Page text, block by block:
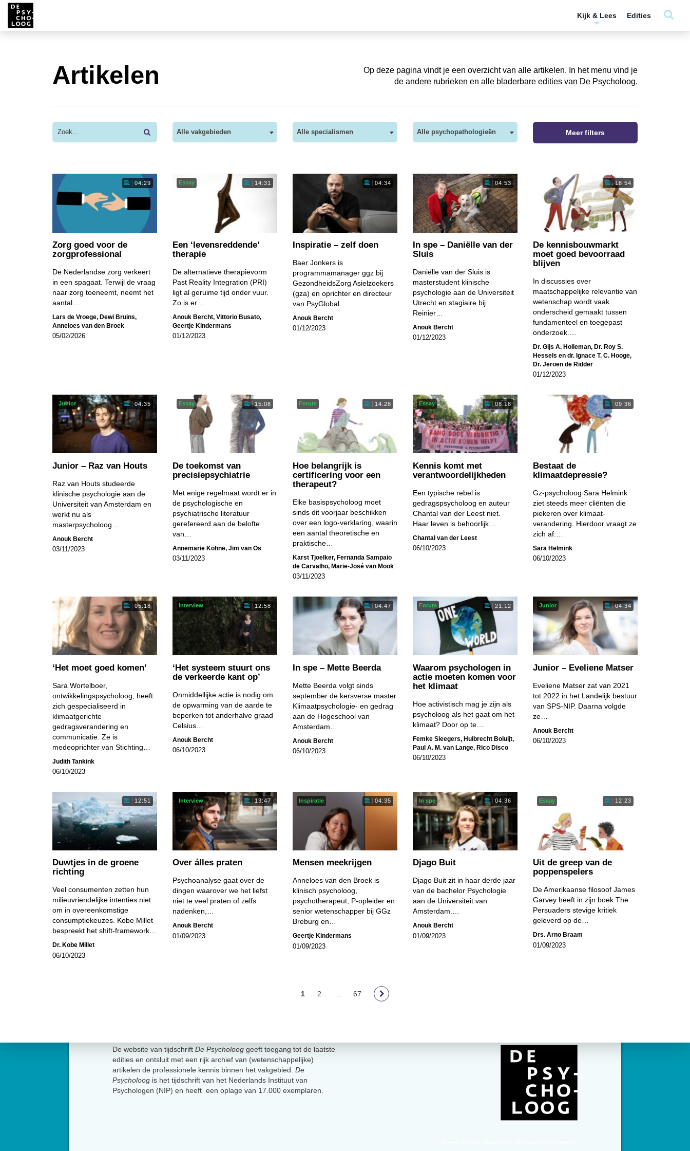
Kijk & Lees Edities
Artikelen
Op deze pagina vindt je een overzicht van alle artikelen. In het menu vind je
de andere rubrieken en alle bladerbare edities van De Psycholoog.
Alle vakgebieden Alle specialismen Alle psychopathologieën Meer filters
04:29
Zorg goed voor de
zorgprofessional
De Nederlandse zorg verkeert
in een spagaat. Terwijl de vraag
naar zorg toeneemt, neemt het
aantal…
Lars de Vroege, Dewi Bruins,
Anneloes van den Broek
05/02/2026
Essay 14:31
Een ‘levens­reddende’
therapie
De alternatieve therapievorm
Past Reality Integration (PRI)
ligt al geruime tijd onder vuur.
Zo is er…
Anouk Bercht, Vittorio Busato,
Geertje Kindermans
01/12/2023
04:34
Inspiratie – zelf doen
Baer Jonkers is
programmamanager ggz bij
GezondheidsZorg Asielzoekers
(gza) en oprichter en directeur
van PsyGlobal.
Anouk Bercht
01/12/2023
04:53
In spe – Daniëlle van der
Sluis
Daniëlle van der Sluis is
masterstudent klinische
psychologie aan de Universiteit
Utrecht en stagiaire bij
Reinier…
Anouk Bercht
01/12/2023
18:54
De kennis­bouwmarkt
moet goed bevoorraad
blijven
In discussies over
maatschappelijke relevantie van
wetenschap wordt vaak
onderscheid gemaakt tussen
fundamenteel en toegepast
onderzoek.…
Dr. Gijs A. Holleman, Dr. Roy S.
Hessels en dr. Ignace T. C. Hooge,
Dr. Jeroen de Ridder
01/12/2023
Junior 04:35
Junior – Raz van Houts
Raz van Houts studeerde
klinische psychologie aan de
Universiteit van Amsterdam en
werkt nu als
masterpsycholoog…
Anouk Bercht
03/11/2023
Essay 15:08
De toekomst van
precisiepsychiatrie
Met enige regelmaat wordt er in
de psychologische en
psychiatrische literatuur
gerefereerd aan de belofte
van…
Annemarie Köhne, Jim van Os
03/11/2023
Forum 14:28
Hoe belangrijk is
certificering voor een
therapeut?
Elke basispsycholoog moet
sinds dit voorjaar beschikken
over een logo-verklaring, waarin
een aantal theoretische en
praktische…
Karst Tjoelker, Fernanda Sampaio
de Carvalho, Marie-José van Mook
03/11/2023
Essay 08:18
Kennis komt met
verantwoor­delijkheden
Een typische rebel is
gedragspsycholoog en auteur
Chantal van der Leest niet.
Haar leven is behoorlijk…
Chantal van der Leest
06/10/2023
09:36
Bestaat de
klimaatdepressie?
Gz-psycholoog Sara Helmink
ziet steeds meer cliënten die
piekeren over klimaat­
verandering. Hierdoor vraagt ze
zich af:…
Sara Helmink
06/10/2023
05:18
‘Het moet goed komen’
Sara Wortelboer,
ontwikkelingspsycholoog, heeft
zich gespecialiseerd in
klimaatgerichte
gedragsverandering en
communicatie. Ze is
medeoprichter van Stichting…
Judith Tankink
06/10/2023
Interview 12:58
‘Het systeem stuurt ons
de verkeerde kant op’
Onmiddellijke actie is nodig om
de opwarming van de aarde te
beperken tot anderhalve graad
Celsius…
Anouk Bercht
06/10/2023
04:47
In spe – Mette Beerda
Mette Beerda volgt sinds
september de kersverse master
Klimaatpsychologie- en gedrag
aan de Hogeschool van
Amsterdam…
Anouk Bercht
06/10/2023
Forum 21:12
Waarom psychologen in
actie moeten komen voor
het klimaat
Hoe activistisch mag je zijn als
psycholoog als het gaat om het
klimaat? Door op te…
Femke Sleegers, Huibrecht Boluijt,
Paul A. M. van Lange, Rico Disco
06/10/2023
Junior 04:34
Junior – Eveliene Matser
Eveliene Matser zat van 2021
tot 2022 in het Landelijk bestuur
van SPS-NIP. Daarna volgde
ze…
Anouk Bercht
06/10/2023
12:51
Duwtjes in de groene
richting
Veel consumenten zetten hun
milieuvriendelijke intenties niet
om in overeenkomstige
consumptiekeuzes. Kobe Millet
bespreekt het shift-framework…
Dr. Kobe Millet
06/10/2023
Interview 13:47
Over álles praten
Psychoanalyse gaat over de
dingen waarover we het liefst
niet te veel praten of zelfs
nadenken,…
Anouk Bercht
01/09/2023
Inspiratie 04:35
Mensen meekrijgen
Anneloes van den Broek is
klinisch psycholoog,
psychotherapeut, P-opleider en
senior wetenschapper bij GGz
Breburg en…
Geertje Kindermans
01/09/2023
In spe 04:36
Djago Buit
Djago Buit zit in haar derde jaar
van de bachelor Psychologie
aan de Universiteit van
Amsterdam.…
Anouk Bercht
01/09/2023
Essay 12:23
Uit de greep van de
poppenspelers
De Amerikaanse filosoof James
Garvey heeft in zijn boek The
Persuaders stevige kritiek
geleverd op de…
Drs. Arno Braam
01/09/2023
1 2 67
De website van tijdschrift De Psycholoog geeft toegang tot de laatste
edities en ontsluit met een rijk archief van (wetenschappelijke)
artikelen de professionele kennis binnen het vakgebied. De
Psycholoog is het tijdschrift van het Nederlands Instituut van
Psychologen (NIP) en heeft een oplage van 17.000 exemplaren.